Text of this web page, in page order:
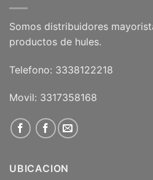
Somos distribuidores
productos de hules.
Telefono: 3338122218
Movil: 3317358168
UBICACION